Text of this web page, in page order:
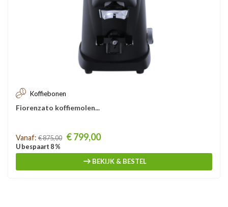
Koffiebonen
Fiorenzato koffiemolen...
Prijs
Vanaf: € 875,00 € 799,00
U bespaart 8 %
BEKIJK & BESTEL